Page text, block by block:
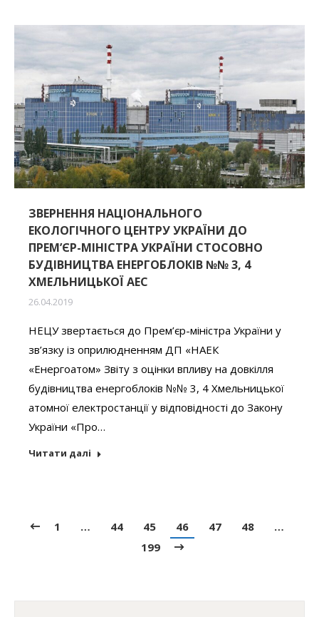
ЗВЕРНЕННЯ НАЦІОНАЛЬНОГО
ЕКОЛОГІЧНОГО ЦЕНТРУ УКРАЇНИ ДО
ПРЕМ’ЄР-МІНІСТРА УКРАЇНИ СТОСОВНО
БУДІВНИЦТВА ЕНЕРГОБЛОКІВ №№ 3, 4
ХМЕЛЬНИЦЬКОЇ АЕС
26.04.2019
НЕЦУ звертається до Прем’єр-міністра України у
зв’язку із оприлюдненням ДП «НАЕК
«Енергоатом» Звіту з оцінки впливу на довкілля
будівництва енергоблоків №№ 3, 4 Хмельницької
атомної електростанції у відповідності до Закону
України «Про…
Читати далі
1 … 44 45 46 47 48
…
199